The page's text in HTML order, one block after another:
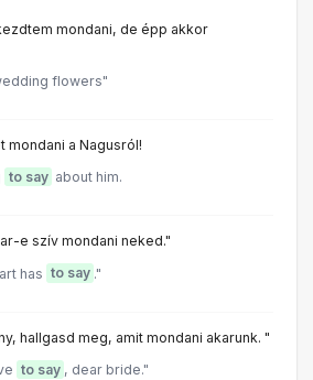
mondani, de épp akkor
flowers"
mondani a Nagusról!
to say about him.
e szív mondani neked."
has to say ."
hallgasd meg, amit mondani akarunk. "
to say , dear bride."